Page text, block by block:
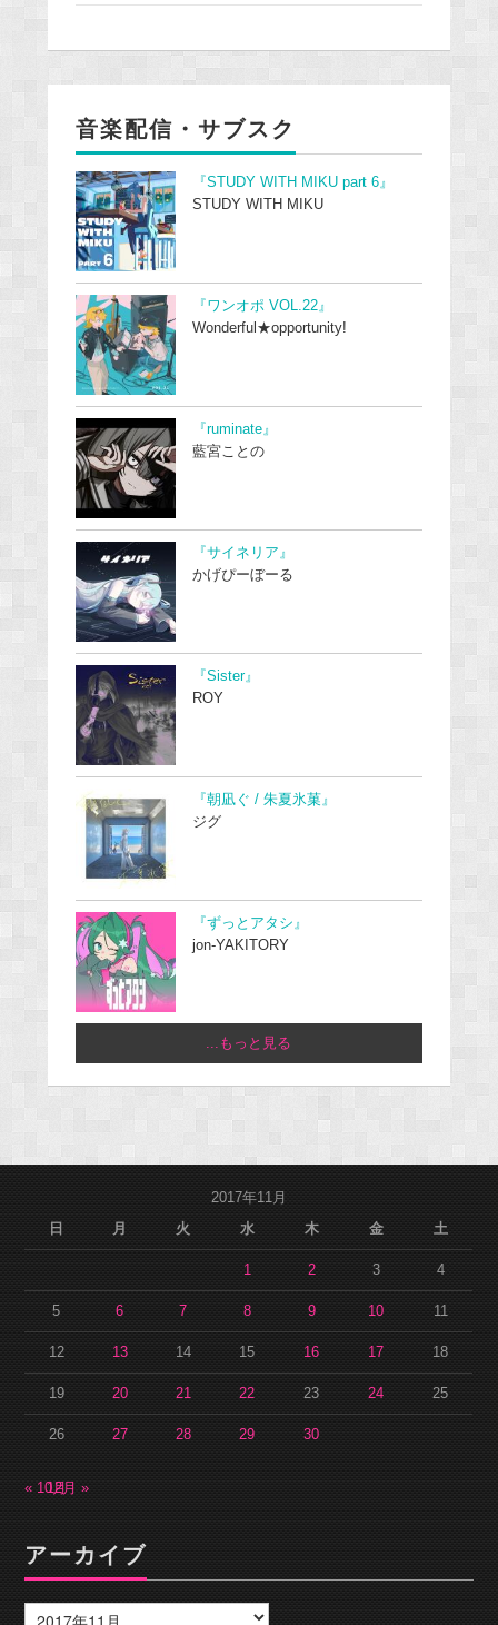
音楽配信・サブスク
『STUDY WITH MIKU part 6』
STUDY WITH MIKU
『ワンオポ VOL.22』
Wonderful★opportunity!
『ruminate』
藍宮ことの
『サイネリア』
かげぴーぼーる
『Sister』
ROY
『朝凪ぐ / 朱夏氷菓』
ジグ
『ずっとアタシ』
jon-YAKITORY
...もっと見る
2017年11月
日
月 火 水 木 金 土
1 2 3 4
5 6 7 8 9 10 11
12 13 14 15 16 17 18
19 20 21 22 23 24 25
26 27 28 29 30
« 10月12月 »
アーカイブ
ー